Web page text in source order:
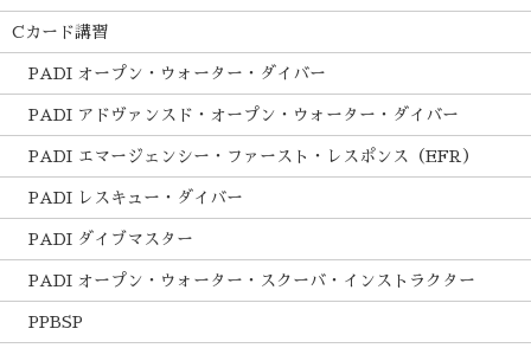
Cカード講習
PADI オープン・ウォーター・ダイバー
PADI アドヴァンスド・オープン・ウォーター・ダイバー
PADI エマージェンシー・ファースト・レスポンス（EFR）
PADI レスキュー・ダイバー
PADI ダイブマスター
PADI オープン・ウォーター・スクーバ・インストラクター
PPBSP